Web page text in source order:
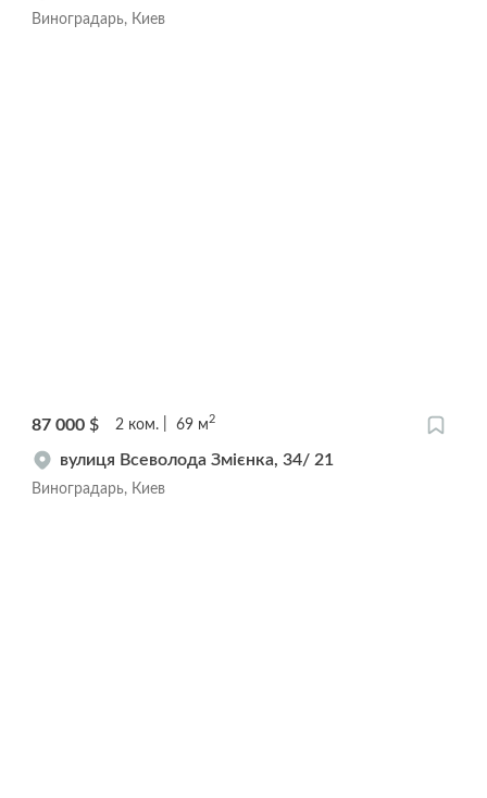
Виноградарь, Киев
87 000 $ 2 ком. 69 м2
вулиця Всеволода Змієнка, 34/ 21
Виноградарь, Киев